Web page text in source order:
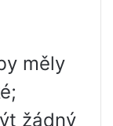
měly
žádný